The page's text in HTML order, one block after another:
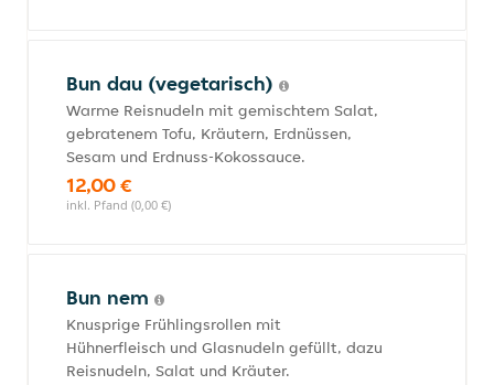
Bun dau (vegetarisch)
Warme Reisnudeln mit gemischtem Salat,
gebratenem Tofu, Kräutern, Erdnüssen,
Sesam und Erdnuss-Kokossauce.
12,00 €
inkl. Pfand (0,00 €)
Bun nem
Knusprige Frühlingsrollen mit
Hühnerfleisch und Glasnudeln gefüllt, dazu
Reisnudeln, Salat und Kräuter.